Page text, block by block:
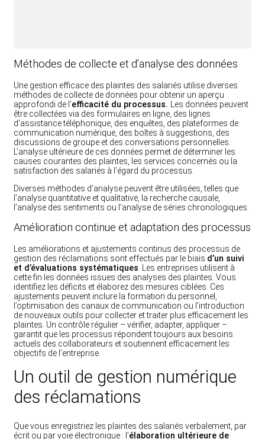
Méthodes de collecte et d’analyse des données
Une gestion efficace des plaintes des salariés utilise diverses
méthodes de collecte de données pour obtenir un aperçu
approfondi de l’efficacité du processus.
Les données peuvent
être collectées via des formulaires en ligne, des lignes
d’assistance téléphonique, des enquêtes, des plateformes de
communication numérique, des boîtes à suggestions, des
discussions de groupe et des conversations personnelles.
L’analyse ultérieure de ces données permet de déterminer les
causes courantes des plaintes, les services concernés ou la
satisfaction des salariés à l’égard du processus.
Diverses méthodes d’analyse peuvent être utilisées, telles que
l’analyse quantitative et qualitative, la recherche causale,
l’analyse des sentiments ou l’analyse de séries chronologiques.
Amélioration continue et adaptation des processus
Les améliorations et ajustements continus des processus de
gestion des réclamations sont effectués par le biais d’un suivi
et d’évaluations systématiques . Les entreprises utilisent à
cette fin les données issues des analyses des plaintes. Vous
identifiez les déficits et élaborez des mesures ciblées. Ces
ajustements peuvent inclure la formation du personnel,
l’optimisation des canaux de communication ou l’introduction
de nouveaux outils pour collecter et traiter plus efficacement les
plaintes. Un contrôle régulier – vérifier, adapter, appliquer –
garantit que les processus répondent toujours aux besoins
actuels des collaborateurs et soutiennent efficacement les
objectifs de l’entreprise.
Un outil de gestion numérique
des réclamations
Que vous enregistriez les plaintes des salariés verbalement, par
écrit ou par voie électronique : l’élaboration ultérieure de